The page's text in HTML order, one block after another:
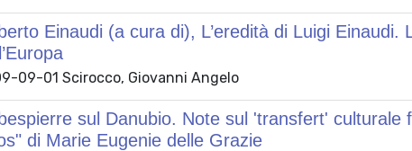
Einaudi (a cura di), L’eredità di Luigi
09-01 Scirocco, Giovanni Angelo
sul Danubio. Note sul 'transfert'
di Marie Eugenie delle Grazie